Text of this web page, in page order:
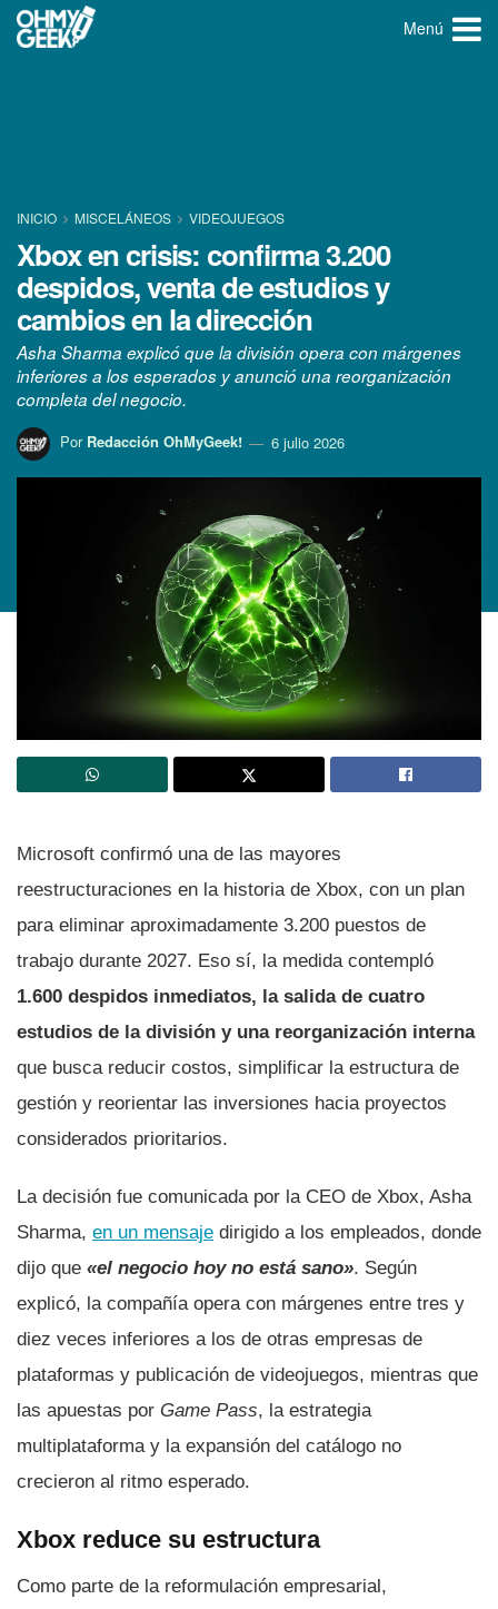
Menú
INICIO MISCELÁNEOS VIDEOJUEGOS
Xbox en crisis: confirma 3.200
despidos, venta de estudios y
cambios en la dirección
Asha Sharma explicó que la división opera con márgenes
inferiores a los esperados y anunció una reorganización
completa del negocio.
Por Redacción OhMyGeek! 6 julio 2026
Microsoft confirmó una de las mayores
reestructuraciones en la historia de Xbox, con un plan
para eliminar aproximadamente 3.200 puestos de
trabajo durante 2027. Eso sí, la medida contempló
1.600 despidos inmediatos, la salida de cuatro
estudios de la división y una reorganización interna
que busca reducir costos, simplificar la estructura de
gestión y reorientar las inversiones hacia proyectos
considerados prioritarios.
La decisión fue comunicada por la CEO de Xbox, Asha
Sharma, en un mensaje dirigido a los empleados, donde
dijo que «el negocio hoy no está sano». Según
explicó, la compañía opera con márgenes entre tres y
diez veces inferiores a los de otras empresas de
plataformas y publicación de videojuegos, mientras que
las apuestas por Game Pass, la estrategia
multiplataforma y la expansión del catálogo no
crecieron al ritmo esperado.
Xbox reduce su estructura
Como parte de la reformulación empresarial,